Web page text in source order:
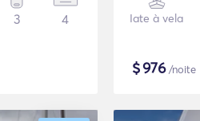
3 4 Iate à vela
$976/noite